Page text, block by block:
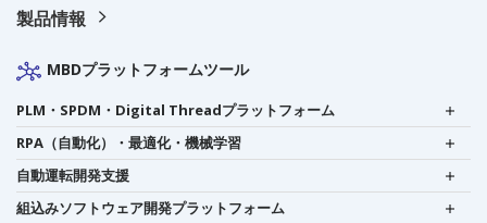
製品情報
MBDプラットフォームツール
PLM・SPDM・Digital Threadプラットフォーム
RPA（自動化）・最適化・機械学習
自動運転開発支援
組込みソフトウェア開発プラットフォーム